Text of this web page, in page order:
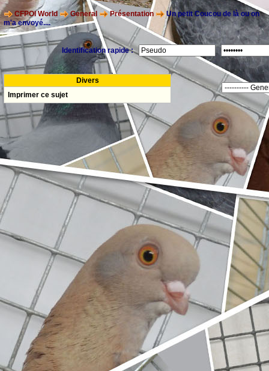
CFPOI World General Présentation
Un petit Coucou de là ou on
m'a envoyé....
Identification rapide :
Divers
Imprimer ce sujet